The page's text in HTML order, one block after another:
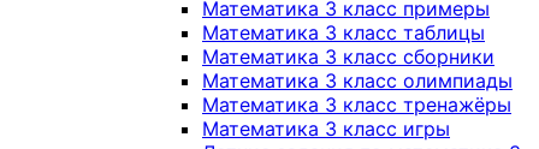
Математика 3 класс примеры
Математика 3 класс таблицы
Математика 3 класс сборники
Математика 3 класс олимпиады
Математика 3 класс тренажёры
Математика 3 класс игры